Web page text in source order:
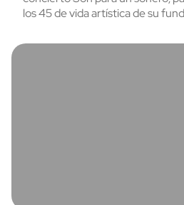
los 45 de vida artística de su